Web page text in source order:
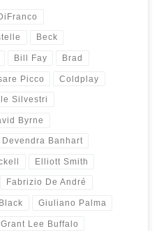
Beck
Bill Fay Brad
Picco Coldplay
Silvestri
Byrne
Devendra Banhart
Elliott Smith
Fabrizio De André
Giuliano Palma
Grant Lee Buffalo